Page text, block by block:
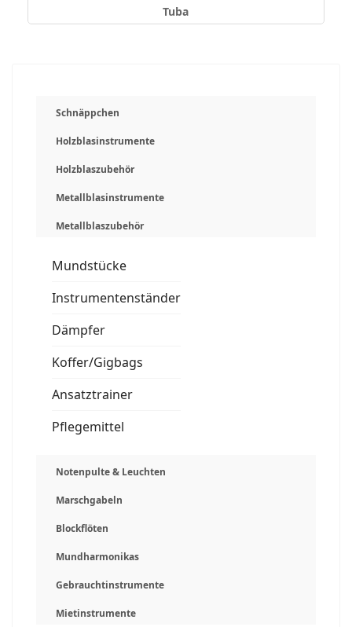
Tuba
Schnäppchen
Holzblasinstrumente
Holzblaszubehör
Metallblasinstrumente
Metallblaszubehör
Mundstücke
Instrumentenständer
Dämpfer
Koffer/Gigbags
Ansatztrainer
Pflegemittel
Notenpulte & Leuchten
Marschgabeln
Blockflöten
Mundharmonikas
Gebrauchtinstrumente
Mietinstrumente